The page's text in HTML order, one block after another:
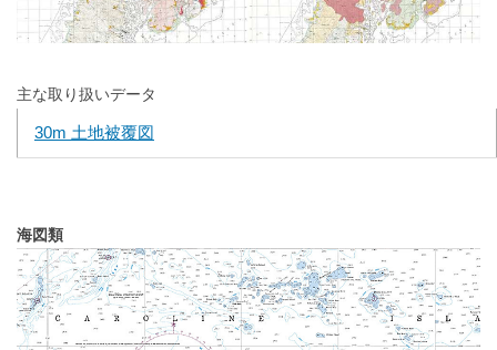
主な取り扱いデータ
30m 土地被覆図
海図類